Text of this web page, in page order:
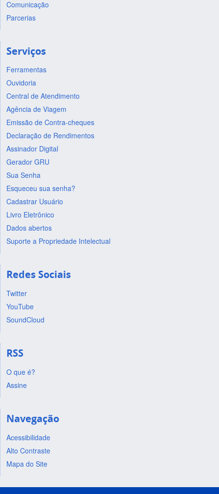
Comunicação
Parcerias
Serviços
Ferramentas
Ouvidoria
Central de Atendimento
Agência de Viagem
Emissão de Contra-cheques
Declaração de Rendimentos
Assinador Digital
Gerador GRU
Sua Senha
Esqueceu sua senha?
Cadastrar Usuário
Livro Eletrônico
Dados abertos
Suporte a Propriedade Intelectual
Redes Sociais
Twitter
YouTube
SoundCloud
RSS
O que é?
Assine
Navegação
Acessibilidade
Alto Contraste
Mapa do Site